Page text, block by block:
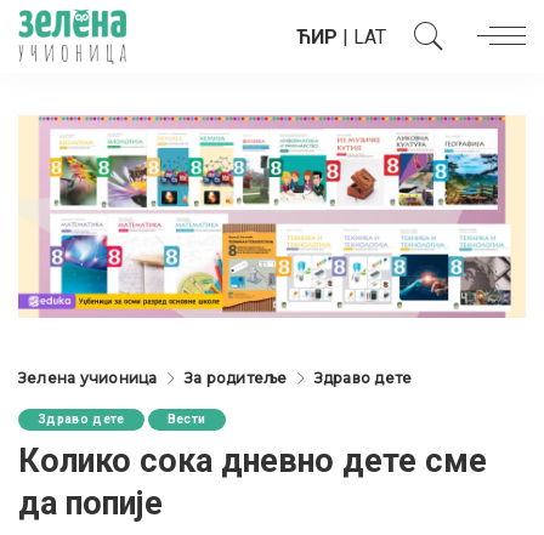
ЋИР | LAT
Зелена учионица За родитеље Здраво дете
Здраво дете Вести
Колико сока дневно дете сме
да попије